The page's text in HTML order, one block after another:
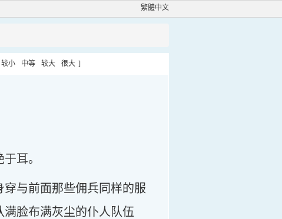
繁體中文
较小 中等 较大 很大 ]
耳。
与前面那些佣兵同样的服
脸布满灰尘的仆人队伍